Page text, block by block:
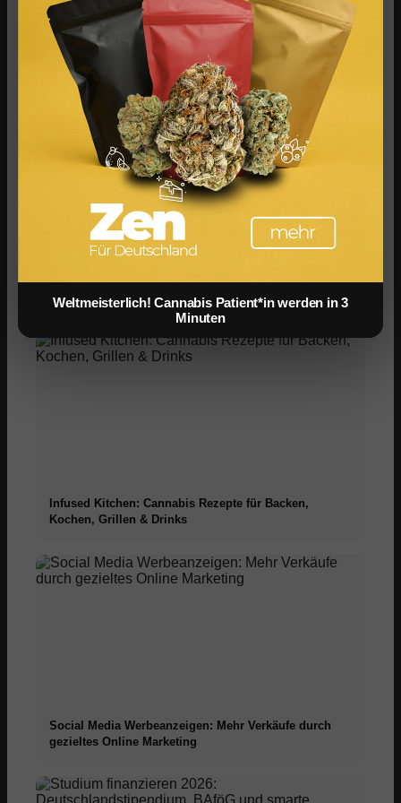
Cannabis Drinks: Smoothies, Tee, Golden Milk &
Rezepte
Cannabis Grillen: BBQ, Marinaden & Rezepte für den
Sommer
Infused Kitchen: Cannabis Rezepte für Backen,
Kochen, Grillen & Drinks
Social Media Werbeanzeigen: Mehr Verkäufe durch
gezieltes Online Marketing
Weltmeisterlich! Cannabis Patient*in werden in 3
Minuten